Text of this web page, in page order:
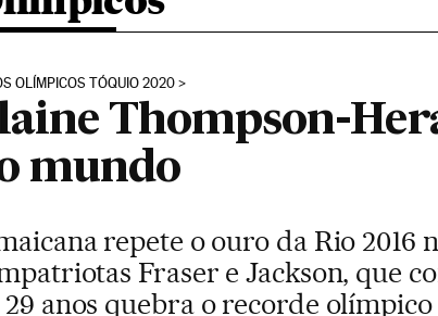
OLÍMPICOS TÓQUIO 2020
Thompson-
mundo
repete o ouro da Rio 2016
Fraser e Jackson, que
anos quebra o recorde olímpico